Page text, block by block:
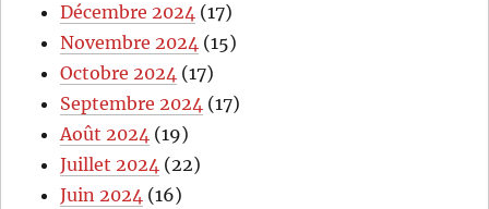
Décembre 2024 (17)
Novembre 2024 (15)
Octobre 2024 (17)
Septembre 2024 (17)
Août 2024 (19)
Juillet 2024 (22)
Juin 2024 (16)